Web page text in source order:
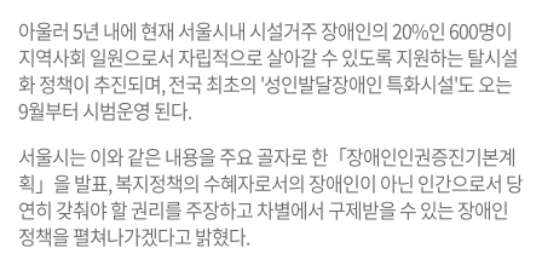
아울러 5년 내에 현재 서울시내 시설거주 장애인의 20%인 600명이
지역사회 일원으로서 자립적으로 살아갈 수 있도록 지원하는 탈시설
화 정책이 추진되며, 전국 최초의 '성인발달장애인 특화시설'도 오는
9월부터 시범운영 된다.
서울시는 이와 같은 내용을 주요 골자로 한「장애인인권증진기본계
획」을 발표, 복지정책의 수혜자로서의 장애인이 아닌 인간으로서 당
연히 갖춰야 할 권리를 주장하고 차별에서 구제받을 수 있는 장애인
정책을 펼쳐나가겠다고 밝혔다.